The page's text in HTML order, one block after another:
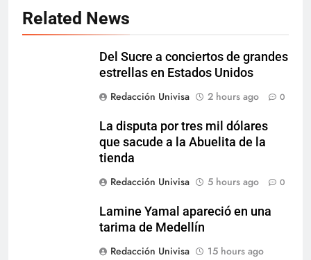
Related News
Del Sucre a conciertos de grandes
estrellas en Estados Unidos
Redacción Univisa
2 hours ago 0
La disputa por tres mil dólares
que sacude a la Abuelita de la
tienda
Redacción Univisa
5 hours ago 0
Lamine Yamal apareció en una
tarima de Medellín
Redacción Univisa
15 hours ago